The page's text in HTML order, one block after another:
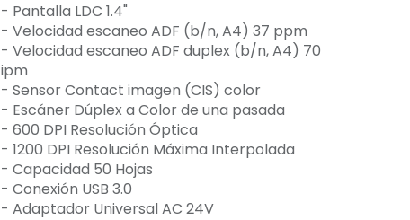
- Pantalla LDC 1.4"
- Velocidad escaneo ADF (b/n, A4) 37 ppm
- Velocidad escaneo ADF duplex (b/n, A4) 70
ipm
- Sensor Contact imagen (CIS) color
- Escáner Dúplex a Color de una pasada
- 600 DPI Resolución Óptica
- 1200 DPI Resolución Máxima Interpolada
- Capacidad 50 Hojas
- Conexión USB 3.0
- Adaptador Universal AC 24V